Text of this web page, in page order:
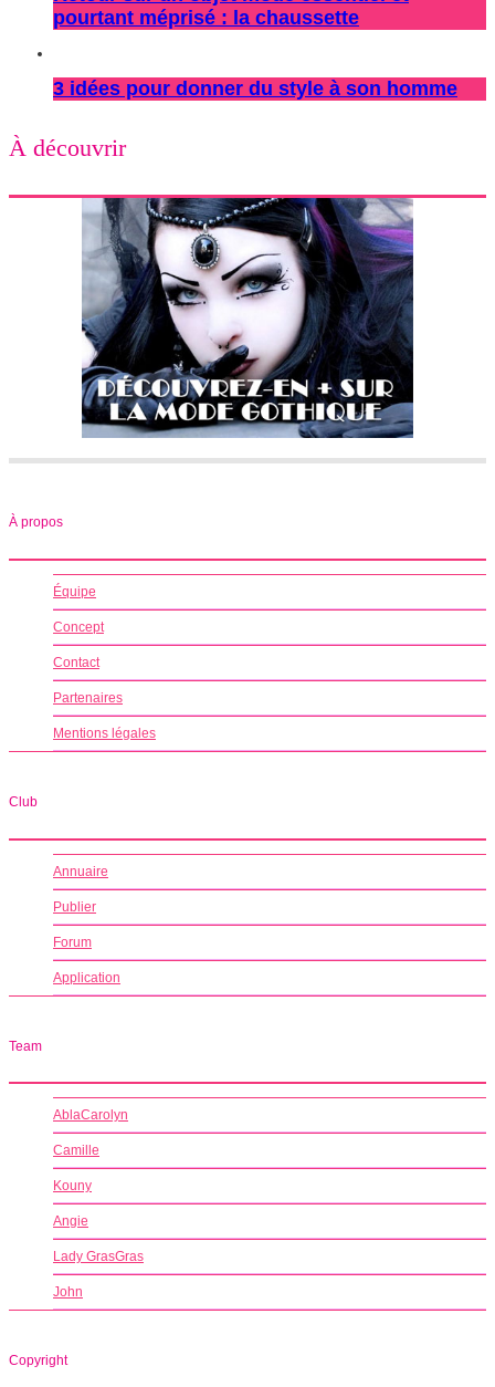
pourtant méprisé : la chaussette
3 idées pour donner du style à son homme
À découvrir
À propos
Équipe
Concept
Contact
Partenaires
Mentions légales
Club
Annuaire
Publier
Forum
Application
Team
AblaCarolyn
Camille
Kouny
Angie
Lady GrasGras
John
Copyright